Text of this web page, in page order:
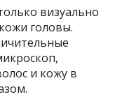
визуально
головы.
и кожу в